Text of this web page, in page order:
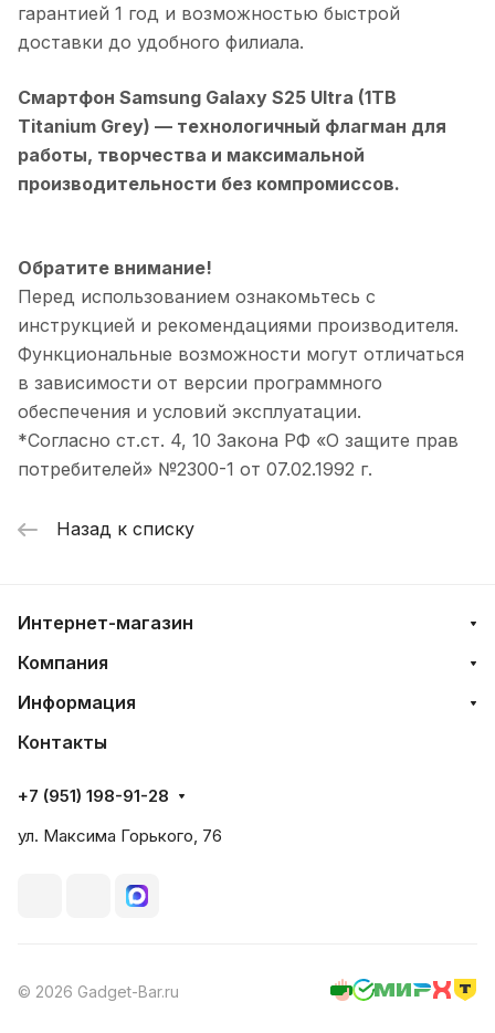
гарантией 1 год и возможностью быстрой
доставки до удобного филиала.
Смартфон Samsung Galaxy S25 Ultra (1TB
Titanium Grey) — технологичный флагман для
работы, творчества и максимальной
производительности без компромиссов.
Обратите внимание!
Перед использованием ознакомьтесь с
инструкцией и рекомендациями производителя.
Функциональные возможности могут отличаться
в зависимости от версии программного
обеспечения и условий эксплуатации.
*Согласно ст.ст. 4, 10 Закона РФ «О защите прав
потребителей» №2300-1 от 07.02.1992 г.
Назад к списку
Интернет-магазин
Компания
Информация
Контакты
+7 (951) 198-91-28
ул. Максима Горького, 76
© 2026 Gadget-Bar.ru